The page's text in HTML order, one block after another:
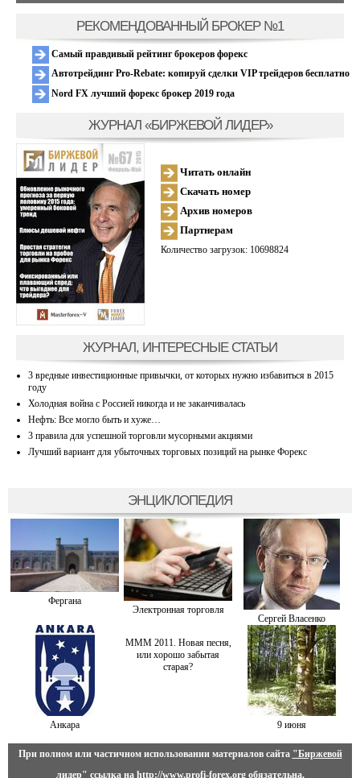
РЕКОМЕНДОВАННЫЙ БРОКЕР №1
Самый правдивый рейтинг брокеров форекс
Автотрейдинг Pro-Rebate: копируй сделки VIP трейдеров бесплатно
Nord FX лучший форекс брокер 2019 года
ЖУРНАЛ «БИРЖЕВОЙ ЛИДЕР»
Читать онлайн
Скачать номер
Архив номеров
Партнерам
Количество загрузок: 10698824
ЖУРНАЛ, ИНТЕРЕСНЫЕ СТАТЬИ
3 вредные инвестиционные привычки, от которых нужно избавиться в 2015
году
Холодная война с Россией никогда и не заканчивалась
Нефть: Все могло быть и хуже…
3 правила для успешной торговли мусорными акциями
Лучший вариант для убыточных торговых позиций на рынке Форекс
ЭНЦИКЛОПЕДИЯ
Фергана
Электронная торговля
Сергей Власенко
Анкара
МММ 2011. Новая песня,
или хорошо забытая
старая?
9 июня
При полном или частичном использовании материалов сайта "Биржевой
лидер" ссылка на http://www.profi-forex.orgобязательна.